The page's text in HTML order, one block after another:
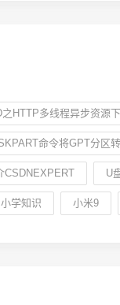
之HTTP多线程异步资源
命令将GPT分区
CSDNEXPERT U
小学知识 小米9